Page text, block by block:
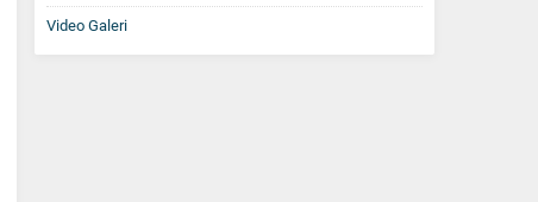
Video Galeri